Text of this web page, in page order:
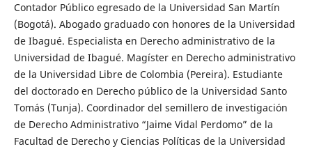
Contador Público egresado de la Universidad San Martín
(Bogotá). Abogado graduado con honores de la Universidad
de Ibagué. Especialista en Derecho administrativo de la
Universidad de Ibagué. Magíster en Derecho administrativo
de la Universidad Libre de Colombia (Pereira). Estudiante
del doctorado en Derecho público de la Universidad Santo
Tomás (Tunja). Coordinador del semillero de investigación
de Derecho Administrativo “Jaime Vidal Perdomo” de la
Facultad de Derecho y Ciencias Políticas de la Universidad